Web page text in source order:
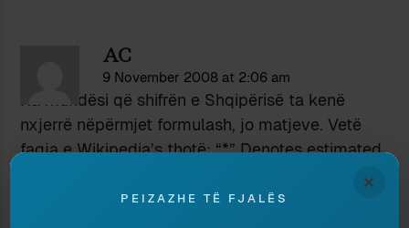
AC
9 November 2008 at 2:06 am
Ka mundësi që shifrën e Shqipërisë ta kenë
nxjerrë nëpërmjet formulash, jo matjeve. Vetë
faqja e Wikipedia’s thotë: “*” Denotes estimated
×
PEIZAZHE TË FJALËS